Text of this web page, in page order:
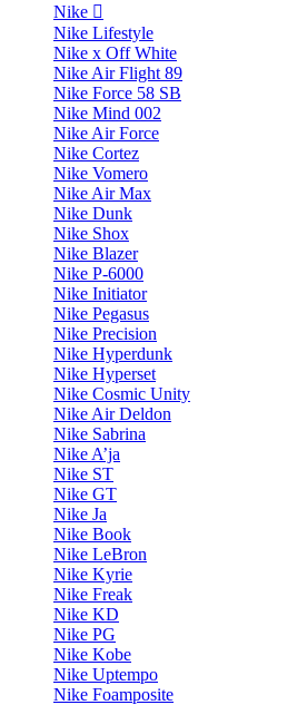
Nike
Nike Lifestyle
Nike x Off White
Nike Air Flight 89
Nike Force 58 SB
Nike Mind 002
Nike Air Force
Nike Cortez
Nike Vomero
Nike Air Max
Nike Dunk
Nike Shox
Nike Blazer
Nike P-6000
Nike Initiator
Nike Pegasus
Nike Precision
Nike Hyperdunk
Nike Hyperset
Nike Cosmic Unity
Nike Air Deldon
Nike Sabrina
Nike A’ja
Nike ST
Nike GT
Nike Ja
Nike Book
Nike LeBron
Nike Kyrie
Nike Freak
Nike KD
Nike PG
Nike Kobe
Nike Uptempo
Nike Foamposite